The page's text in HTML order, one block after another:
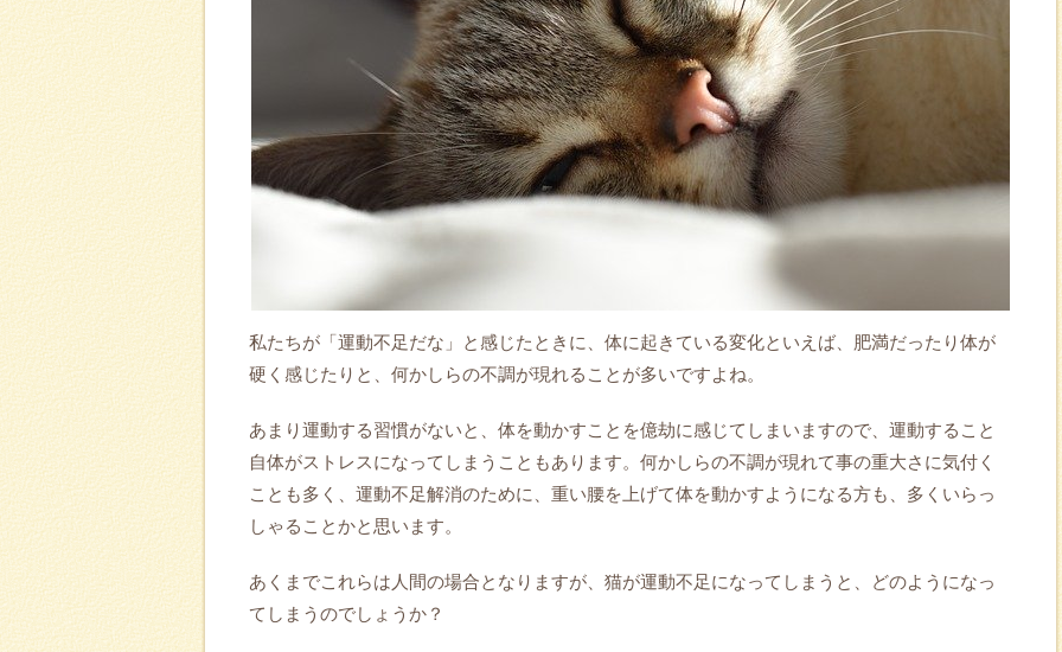
私たちが「運動不足だな」と感じたときに、体に起きている変化といえば、肥満だったり体が
硬く感じたりと、何かしらの不調が現れることが多いですよね。
あまり運動する習慣がないと、体を動かすことを億劫に感じてしまいますので、運動すること
自体がストレスになってしまうこともあります。何かしらの不調が現れて事の重大さに気付く
ことも多く、運動不足解消のために、重い腰を上げて体を動かすようになる方も、多くいらっ
しゃることかと思います。
あくまでこれらは人間の場合となりますが、猫が運動不足になってしまうと、どのようになっ
てしまうのでしょうか？